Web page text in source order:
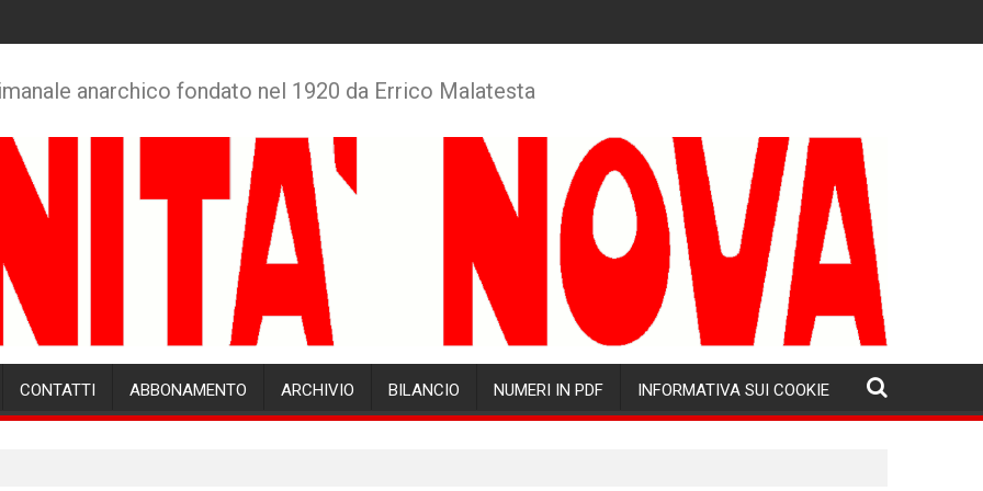
anarchico fondato nel 1920 da Errico Malatesta
CONTATTI ABBONAMENTO ARCHIVIO BILANCIO NUMERI IN PDF INFORMATIVA SUI COOKIE